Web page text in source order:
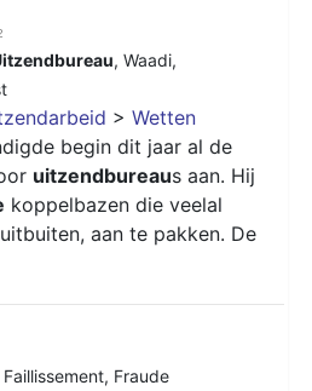
, Waadi,
> Wetten
begin dit jaar al de
uitzendbureaus aan. Hij
koppelbazen die veelal
aan te pakken. De
Faillissement, Fraude